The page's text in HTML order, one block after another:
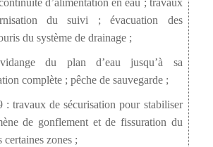
du suivi ; évacuation des
du système de drainage ;
du plan d’eau jusqu’à sa
complète ; pêche de sauvegarde ;
: travaux de sécurisation pour stabiliser
de gonflement et de fissuration du
certaines zones ;